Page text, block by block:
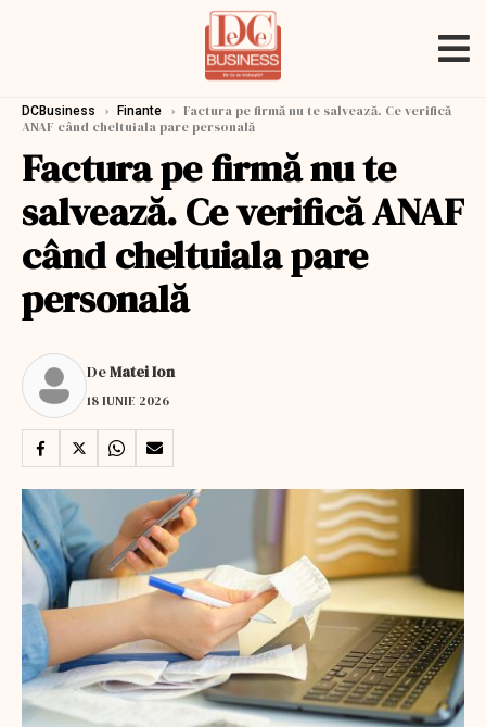
DCBusiness › Finante › Factura pe firmă nu te salvează. Ce verifică
ANAF când cheltuiala pare personală
Factura pe firmă nu te
salvează. Ce verifică ANAF
când cheltuiala pare
personală
DeMatei Ion
18 IUNIE 2026